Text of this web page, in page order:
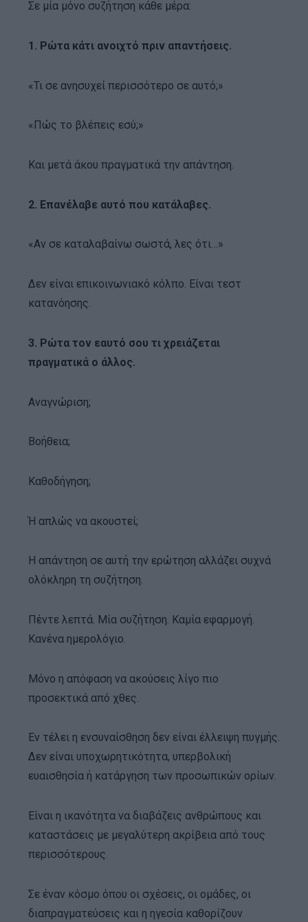
Σε μία μόνο συζήτηση κάθε μέρα:
1. Ρώτα κάτι ανοιχτό πριν απαντήσεις.
«Τι σε ανησυχεί περισσότερο σε αυτό;»
«Πώς το βλέπεις εσύ;»
Και μετά άκου πραγματικά την απάντηση.
2. Επανέλαβε αυτό που κατάλαβες.
«Αν σε καταλαβαίνω σωστά, λες ότι…»
Δεν είναι επικοινωνιακό κόλπο. Είναι τεστ
κατανόησης.
3. Ρώτα τον εαυτό σου τι χρειάζεται
πραγματικά ο άλλος.
Αναγνώριση;
Βοήθεια;
Καθοδήγηση;
Ή απλώς να ακουστεί;
Η απάντηση σε αυτή την ερώτηση αλλάζει συχνά
ολόκληρη τη συζήτηση.
Πέντε λεπτά. Μία συζήτηση. Καμία εφαρμογή.
Κανένα ημερολόγιο.
Μόνο η απόφαση να ακούσεις λίγο πιο
προσεκτικά από χθες.
Εν τέλει η ενσυναίσθηση δεν είναι έλλειψη πυγμής.
Δεν είναι υποχωρητικότητα, υπερβολική
ευαισθησία ή κατάργηση των προσωπικών ορίων.
Είναι η ικανότητα να διαβάζεις ανθρώπους και
καταστάσεις με μεγαλύτερη ακρίβεια από τους
περισσότερους.
Σε έναν κόσμο όπου οι σχέσεις, οι ομάδες, οι
διαπραγματεύσεις και η ηγεσία καθορίζουν